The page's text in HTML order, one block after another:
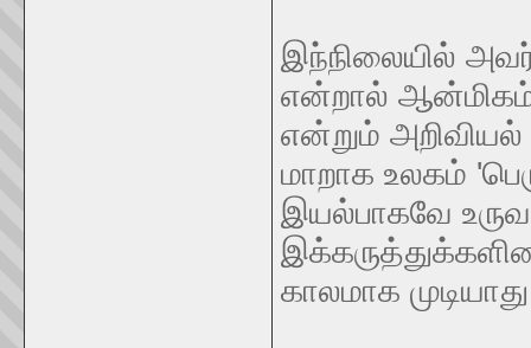
இந்நிலையில்
என்றால்
என்றும்
மாறாக உலகம்
இயல்பாகவே
காலமாக